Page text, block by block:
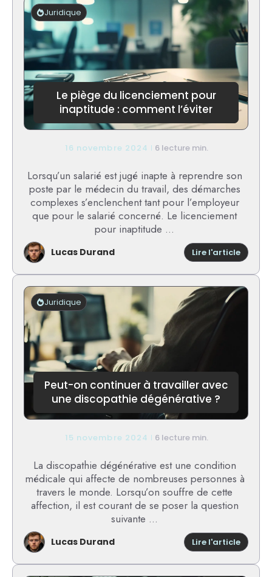
de
temps
pour
avoir
de
travail
?
Le piège du licenciement pour
inaptitude : comment l’éviter
Juridique
16 novembre 2024 6 lecture min.
Lorsqu’un salarié est jugé inapte à reprendre son
poste par le médecin du travail, des démarches
complexes s’enclenchent tant pour l’employeur
que pour le salarié concerné. Le licenciement
pour inaptitude ...
Lucas Durand Lire l'article:
Le
piège
du
Peut-on continuer à travailler avec
une discopathie dégénérative ?
Juridique
15 novembre 2024 6 lecture min.
La discopathie dégénérative est une condition
médicale qui affecte de nombreuses personnes à
travers le monde. Lorsqu’on souffre de cette
affection, il est courant de se poser la question
suivante ...
Lucas Durand Lire l'article:
Peut-
on